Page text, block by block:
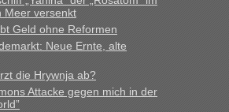
haben die Zollbeamten
von fast 11 Milliarden
sich nur sagen dass das privat ist
willst. So lange das nicht
ersichlich das nicht neu sollte es
Meer versenkt
Geld ohne Reformen
Neue Ernte, alte
die Hrywnja ab?
Attacke gegen mich in der